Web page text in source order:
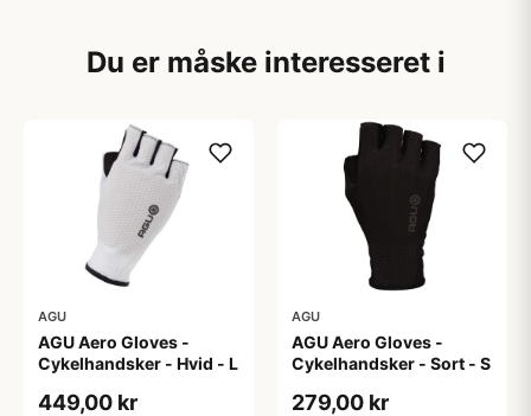
Du er måske interesseret i
AGU
AGU Aero Gloves -
Cykelhandsker - Hvid - L
449,00 kr
AGU
AGU Aero Gloves -
Cykelhandsker - Sort - S
279,00 kr